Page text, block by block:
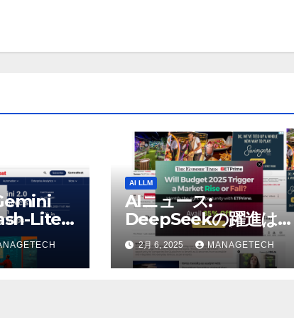
Lite
モデル
を
ップ、
AI LLM
AIニュース:
DeepSeekの躍進は
AIの巨人に役立つだろ
うとウォール街のアナ
リストが語る – The
2月 6, 2025 MANAGETECH